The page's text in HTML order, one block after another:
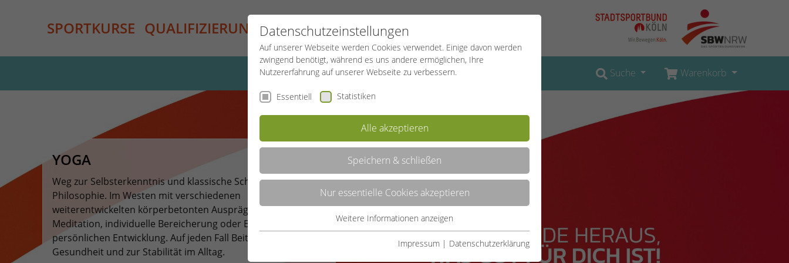
SPORTKURSE QUALIFIZIERUNG PROJEKTE SPORTREISEN
Suche Warenkorb
YOGA
Weg zur Selbsterkenntnis und klassische Schule indischer
Philosophie. Im Westen mit verschiedenen
weiterentwickelten körperbetonten Ausprägungen.
Meditation, individuelle Bereicherung oder Beitrag zur
persönlichen Entwicklung. Auf jeden Fall Beitrag zur
Gesundheit und zur Stabilität im Alltag.
Datenschutzeinstellungen
Auf unserer Webseite werden Cookies verwendet. Einige davon werden
zwingend benötigt, während es uns andere ermöglichen, Ihre
Nutzererfahrung auf unserer Webseite zu verbessern.
Essentiell Statistiken
Alle akzeptieren
Speichern & schließen
Nur essentielle Cookies akzeptieren
Essentielle Cookies werden für grundlegende Funktionen der
Weitere Informationen anzeigen
Impressum | Datenschutzerklärung